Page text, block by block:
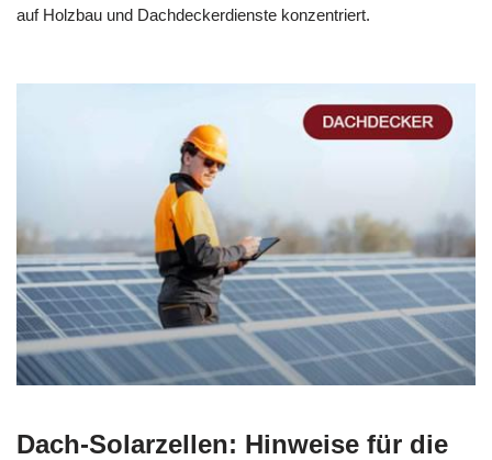
auf Holzbau und Dachdeckerdienste konzentriert.
Dach-Solarzellen: Hinweise für die